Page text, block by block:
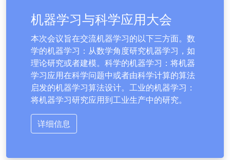
机器学习与科学应用大会
本次会议旨在交流机器学习的以下三方面。数
学的机器学习：从数学角度研究机器学习，如
理论研究或者建模。科学的机器学习：将机器
学习应用在科学问题中或者由科学计算的算法
启发的机器学习算法设计。工业的机器学习：
将机器学习研究应用到工业生产中的研究。
详细信息